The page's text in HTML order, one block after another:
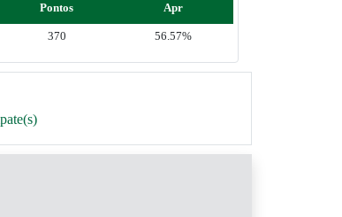
Pontos Apr
370 56.57%